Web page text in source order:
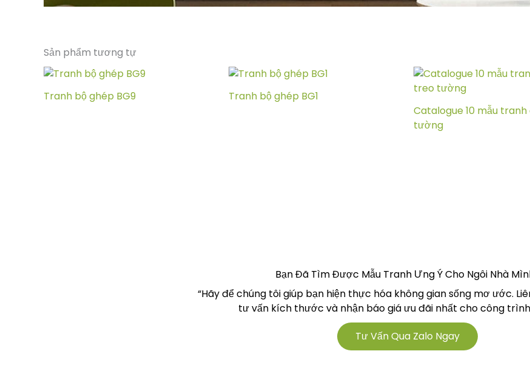
Sản phẩm tương tự
Tranh bộ ghép BG9
Tranh bộ ghép BG1
Catalogue 10 mẫu
tường
Bạn Đã Tìm Được Mẫu Tranh Ưng Ý Cho Ngôi Nhà
“Hãy để chúng tôi giúp bạn hiện thực hóa không gian sống mơ ước.
tư vấn kích thước và nhận báo giá ưu đãi nhất cho công trình
Tư Vấn Qua Zalo Ngay